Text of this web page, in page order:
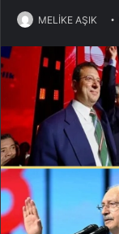
MELİKE AŞIK